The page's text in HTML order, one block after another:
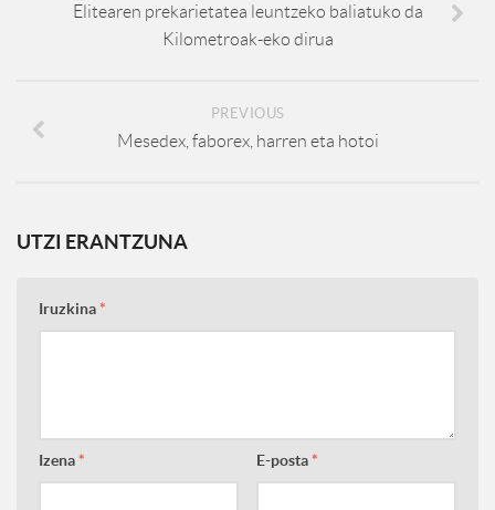
Elitearen prekarietatea leuntzeko baliatuko da
Kilometroak-eko dirua
PREVIOUS
Mesedex, faborex, harren eta hotoi
UTZI ERANTZUNA
Iruzkina*
Izena* E-posta*